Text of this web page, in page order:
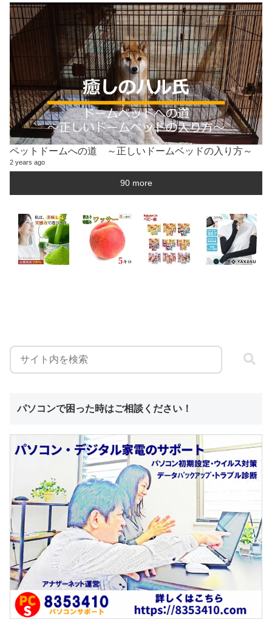
ペットドームへの道 ～正しいドームベッドの入り方～
2 years ago
90 more
パソコンで困った時はご相談ください！